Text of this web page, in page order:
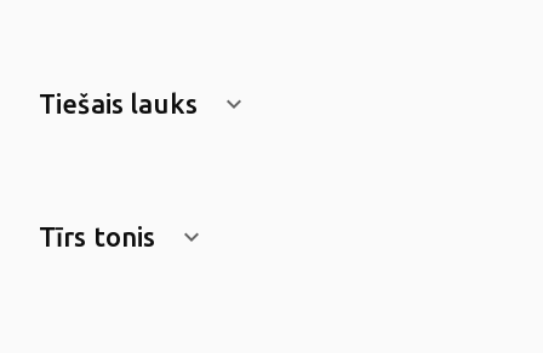
Tiešais lauks keyboard_arrow_down
Tīrs tonis keyboard_arrow_down